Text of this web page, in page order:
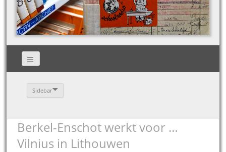
Sidebar
Berkel-Enschot werkt voor …
Vilnius in Lithouwen